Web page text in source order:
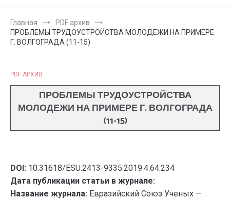
Главная
PDF архив
ПРОБЛЕМЫ ТРУДОУСТРОЙСТВА МОЛОДЕЖИ НА ПРИМЕРЕ
Г. ВОЛГОГРАДА (11-15)
PDF АРХИВ
ПРОБЛЕМЫ ТРУДОУСТРОЙСТВА
МОЛОДЕЖИ НА ПРИМЕРЕ Г. ВОЛГОГРАДА
(11-15)
DOI: 10.31618/ESU.2413-9335.2019.4.64.234
Дата публикации статьи в журнале:
Название журнала: Евразийский Союз Ученых —